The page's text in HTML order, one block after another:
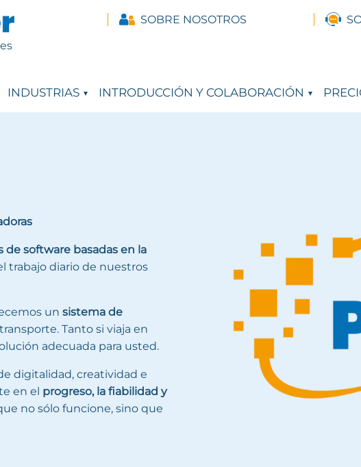
SOBRE NOSOTROS
INDUSTRIAS INTRODUCCIÓN Y COLABORACIÓN
de software basadas en la
trabajo diario de nuestros
un sistema de
Tanto si viaja en
adecuada para usted.
digitalidad, creatividad e
en el progreso, la fiabilidad y
no sólo funcione, sino que